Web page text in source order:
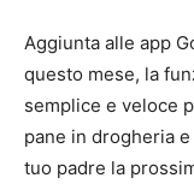
Aggiunta alle app
questo mese, la
semplice e veloce
pane in drogheria
tuo padre la